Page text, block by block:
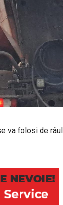
va folosi de râul